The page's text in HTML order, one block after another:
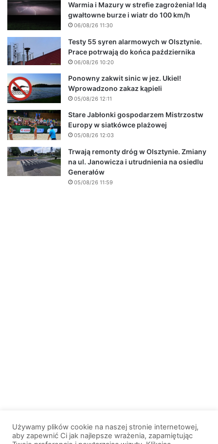
Warmia i Mazury w strefie zagrożenia! Idą
gwałtowne burze i wiatr do 100 km/h
06/08/26 11:30
Testy 55 syren alarmowych w Olsztynie.
Prace potrwają do końca października
06/08/26 10:20
Ponowny zakwit sinic w jez. Ukiel!
Wprowadzono zakaz kąpieli
05/08/26 12:11
Stare Jabłonki gospodarzem Mistrzostw
Europy w siatkówce plażowej
05/08/26 12:03
Trwają remonty dróg w Olsztynie. Zmiany
na ul. Janowicza i utrudnienia na osiedlu
Generałów
05/08/26 11:59
Używamy plików cookie na naszej stronie internetowej,
aby zapewnić Ci jak najlepsze wrażenia, zapamiętując